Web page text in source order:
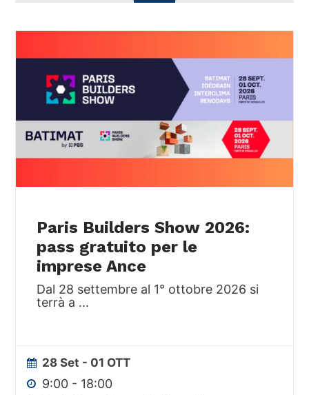
Paris Builders Show 2026:
pass gratuito per le
imprese Ance
Dal 28 settembre al 1° ottobre 2026 si
terrà a ...
28 Set - 01 OTT
9:00 - 18:00